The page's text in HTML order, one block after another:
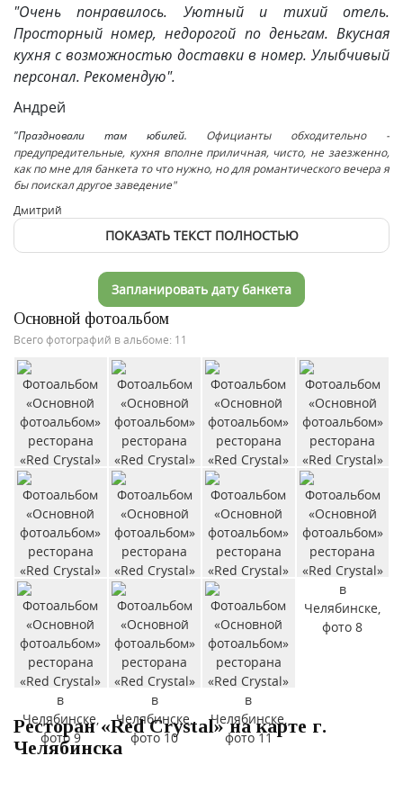
"Очень понравилось. Уютный и тихий отель.
Просторный номер, недорогой по деньгам. Вкусная
кухня с возможностью доставки в номер. Улыбчивый
персонал. Рекомендую".
Андрей
"Праздновали там юбилей. Официанты обходительно -
предупредительные, кухня вполне приличная, чисто, не заезженно,
как по мне для банкета то что нужно, но для романтического вечера я
бы поискал другое заведение"
Дмитрий
ПОКАЗАТЬ ТЕКСТ ПОЛНОСТЬЮ
Запланировать дату банкета
Основной фотоальбом
Всего фотографий в альбоме: 11
Ресторан «Red Crystal» на карте г.
Челябинска